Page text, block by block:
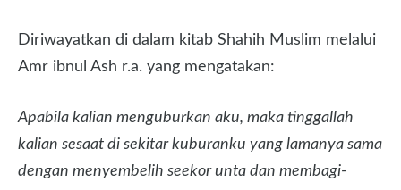
Diriwayatkan di dalam kitab Shahih Muslim melalui
Amr ibnul Ash r.a. yang mengatakan:
Apabila kalian menguburkan aku, maka tinggallah
kalian sesaat di sekitar kuburanku yang lamanya sama
dengan menyembelih seekor unta dan membagi-